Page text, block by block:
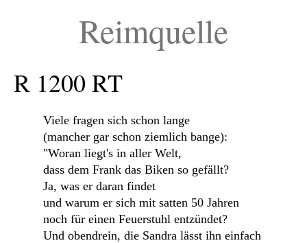
Reimquelle
R 1200 RT
Viele fragen sich schon lange
(mancher gar schon ziemlich bange):
"Woran liegt's in aller Welt,
dass dem Frank das Biken so gefällt?
Ja, was er daran findet
und warum er sich mit satten 50 Jahren
noch für einen Feuerstuhl entzündet?
Und obendrein, die Sandra lässt ihn einfach